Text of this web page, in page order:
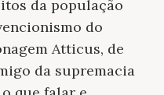
da população
do
Atticus, de
da supremacia